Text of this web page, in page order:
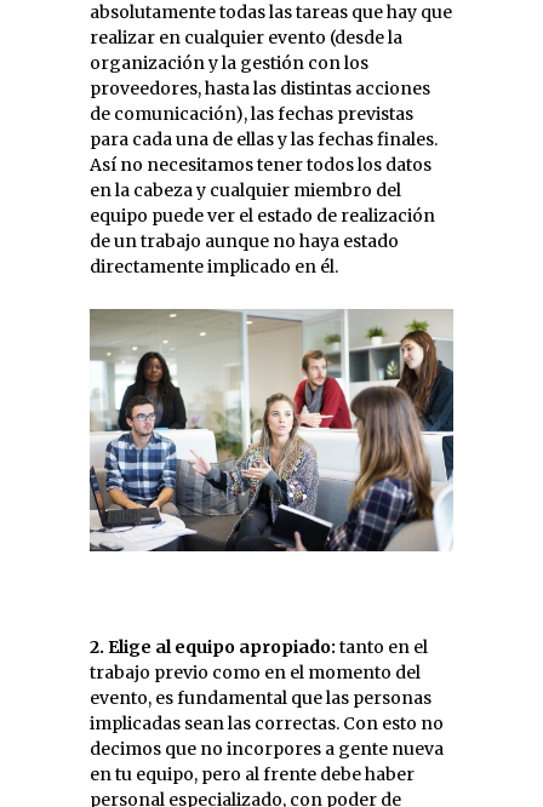
absolutamente todas las tareas que hay que
realizar en cualquier evento (desde la
organización y la gestión con los
proveedores, hasta las distintas acciones
de comunicación), las fechas previstas
para cada una de ellas y las fechas finales.
Así no necesitamos tener todos los datos
en la cabeza y cualquier miembro del
equipo puede ver el estado de realización
de un trabajo aunque no haya estado
directamente implicado en él.
2. Elige al equipo apropiado: tanto en el
trabajo previo como en el momento del
evento, es fundamental que las personas
implicadas sean las correctas. Con esto no
decimos que no incorpores a gente nueva
en tu equipo, pero al frente debe haber
personal especializado, con poder de